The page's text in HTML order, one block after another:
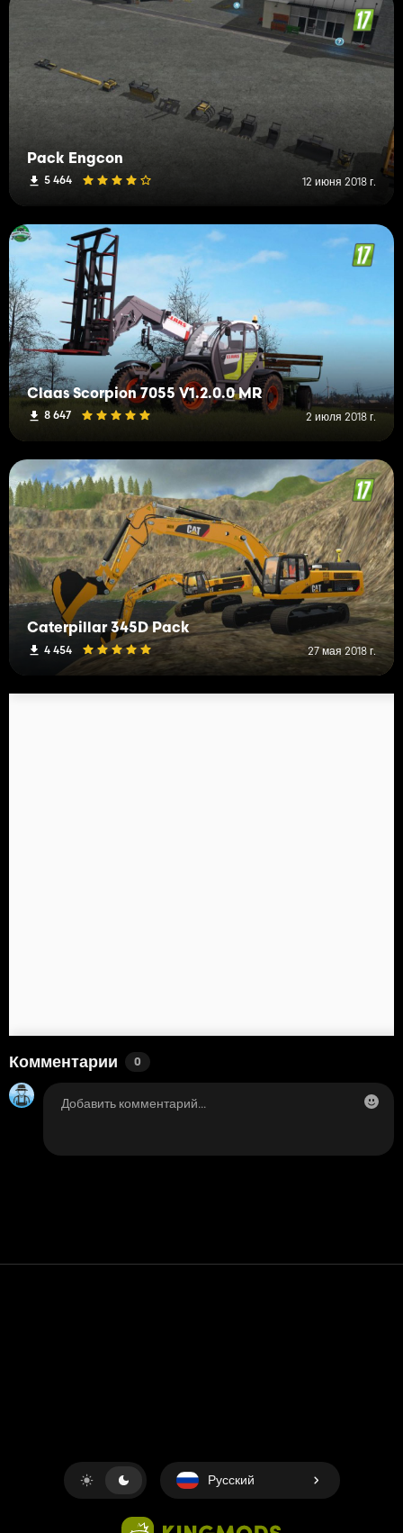
Pack Engcon
5 464 12 июня 2018 г.
Claas Scorpion 7055 V1.2.0.0 MR
8 647 2 июля 2018 г.
Caterpillar 345D Pack
4 454 27 мая 2018 г.
Комментарии 0
Русский